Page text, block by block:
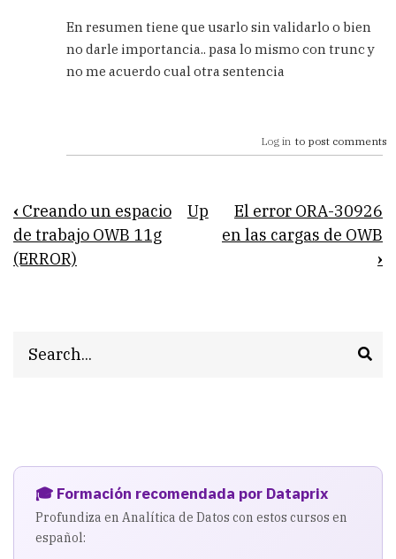
el
DECODE?
Carlos
En resumen tiene que usarlo sin validarlo o bien
no darle importancia.. pasa lo mismo con trunc y
no me acuerdo cual otra sentencia
Log in to post comments
Book
traversal
links
hacer
en
los
mappings
‹ Creando un espacio
de trabajo OWB 11g
(ERROR)
Up
El error ORA-30926
en las cargas de OWB
›
🎓 Formación recomendada por Dataprix
Profundiza en Analítica de Datos con estos cursos en
español: